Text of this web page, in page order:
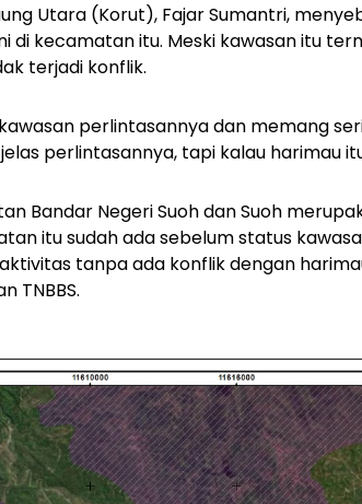
Utara (Korut), Fajar Sumantri,
di kecamatan itu. Meski kawasan itu
terjadi konflik.
perlintasannya dan memang
perlintasannya, tapi kalau harimau
Bandar Negeri Suoh dan Suoh
itu sudah ada sebelum status
tanpa ada konflik dengan
TNBBS.